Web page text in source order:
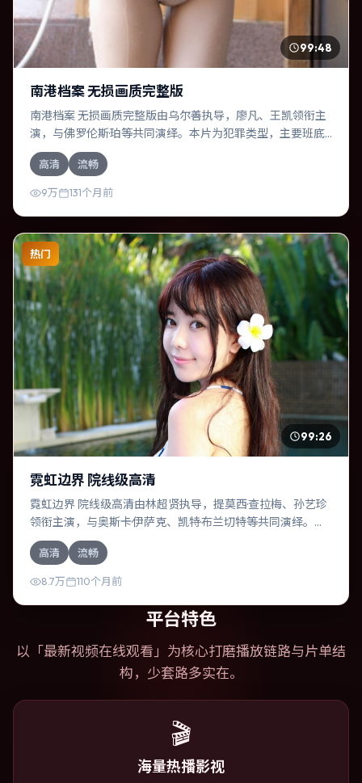
99:48
南港档案 无损画质完整版
南港档案 无损画质完整版由乌尔善执导，廖凡、王凯领衔主
演，与佛罗伦斯·珀等共同演绎。本片为犯罪类型，主要班底
与取景来自韩国。失散多年的兄妹在边境小镇意外重逢。影
片整体气质压抑，节奏紧凑，人物动机清晰，适合喜欢强情
节与细腻表演的观众。
高清 流畅
9万 131个月前
热门
99:26
霓虹边界 院线级高清
霓虹边界 院线级高清由林超贤执导，提莫西·查拉梅、孙艺珍
领衔主演，与奥斯卡·伊萨克、凯特·布兰切特等共同演绎。本
片为传记类型，主要班底与取景来自中国台湾。时间循环困
住主角，每一次醒来规则都在改变。影片整体气质浓烈，节
奏紧凑，人物动机清晰，适合喜欢强情节与细腻表演的观
高清 流畅
8.7万 110个月前
平台特色
以「最新视频在线观看 」为核心打磨播放链路与片单结
构，少套路多实在。
🎬
海量热播影视